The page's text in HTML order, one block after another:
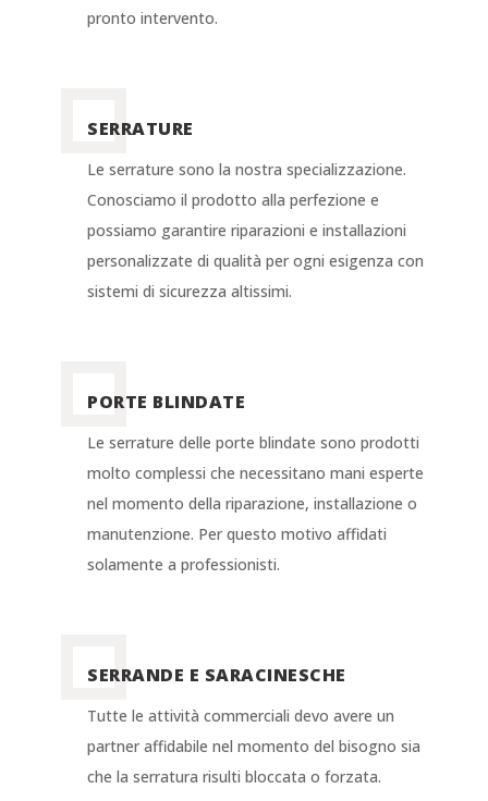
pronto intervento.
SERRATURE
Le serrature sono la nostra specializzazione.
Conosciamo il prodotto alla perfezione e
possiamo garantire riparazioni e installazioni
personalizzate di qualità per ogni esigenza con
sistemi di sicurezza altissimi.
PORTE BLINDATE
Le serrature delle porte blindate sono prodotti
molto complessi che necessitano mani esperte
nel momento della riparazione, installazione o
manutenzione. Per questo motivo affidati
solamente a professionisti.
SERRANDE E SARACINESCHE
Tutte le attività commerciali devo avere un
partner affidabile nel momento del bisogno sia
che la serratura risulti bloccata o forzata.